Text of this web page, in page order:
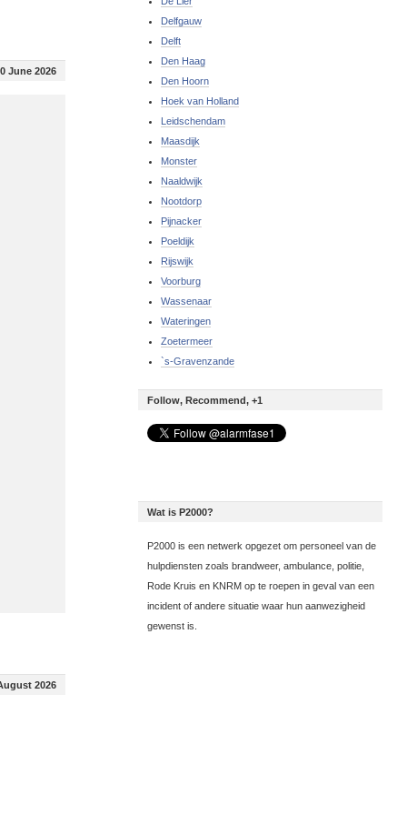
June 2026
2026
Delfgauw
Delft
Den Haag
Den Hoorn
Hoek van Holland
Leidschendam
Maasdijk
Monster
Naaldwijk
Nootdorp
Pijnacker
Poeldijk
Rijswijk
Voorburg
Wassenaar
Wateringen
Zoetermeer
`s-Gravenzande
Follow, Recommend, +1
Wat is P2000?
P2000 is een netwerk opgezet om personeel van de
hulpdiensten zoals brandweer, ambulance, politie,
Rode Kruis en KNRM op te roepen in geval van een
incident of andere situatie waar hun aanwezigheid
gewenst is.